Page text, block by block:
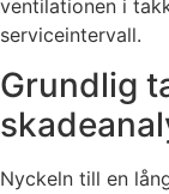
ventilationen i
serviceintervall.
Grundlig
Nyckeln till en